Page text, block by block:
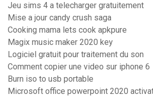
Jeu sims 4 a telecharger gratuitement
Mise a jour candy crush saga
Cooking mama lets cook apkpure
Magix music maker 2020 key
Logiciel gratuit pour traitement du son
Comment copier une video sur iphone 6
Burn iso to usb portable
Microsoft office powerpoint 2020